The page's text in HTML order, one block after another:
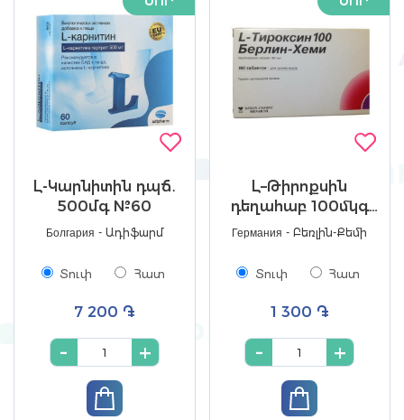
Լ-Կարնիտին դպճ․
500մգ №60
Болгария - Ադիֆարմ
Տուփ Հատ
7 200 ֏
- +
Լ–Թիրոքսին
դեղահաբ 100մկգ
№100
Германия - Բեռլին-Քեմի
Տուփ Հատ
1 300 ֏
- +